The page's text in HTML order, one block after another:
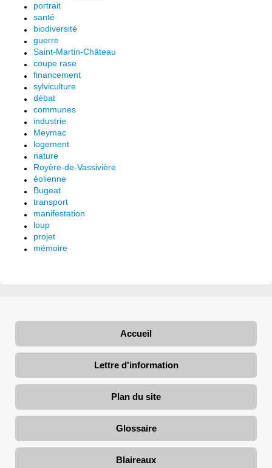
portrait
santé
biodiversité
guerre
Saint-Martin-Château
coupe rase
financement
sylviculture
débat
communes
industrie
Meymac
logement
nature
Royère-de-Vassivière
éolienne
Bugeat
transport
manifestation
loup
projet
mémoire
Accueil
Lettre d'information
Plan du site
Glossaire
Blaireaux